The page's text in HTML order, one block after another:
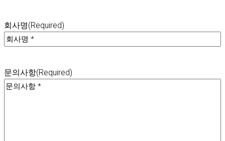
회사명(Required)
문의사항(Required)